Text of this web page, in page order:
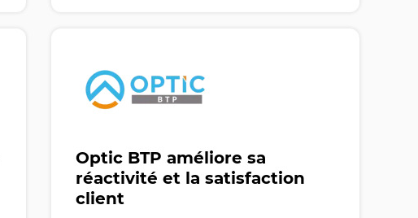
Optic BTP améliore sa
réactivité et la satisfaction
client